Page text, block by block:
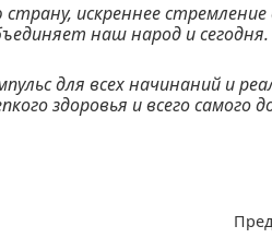
искреннее
наш народ и сегодня.
для всех начинаний и
здоровья и всего самого